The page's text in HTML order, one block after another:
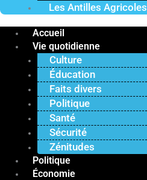
Les Antilles Agricoles
Accueil
Vie quotidienne
Culture
Éducation
Faits divers
Politique
Santé
Sécurité
Zénitudes
Politique
Économie